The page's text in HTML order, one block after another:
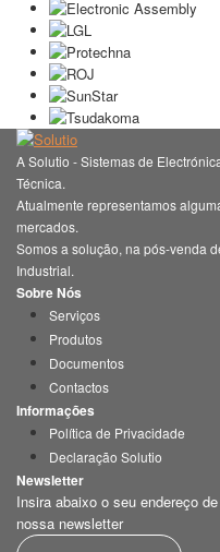
A Solutio - Sistemas de
Técnica.
Atualmente representamos
mercados.
Somos a solução, na pós-venda
Industrial.
Sobre Nós
Serviços
Produtos
Documentos
Contactos
Informações
Política de Privacidade
Declaração Solutio
Newsletter
Insira abaixo o seu endereço
nossa newsletter